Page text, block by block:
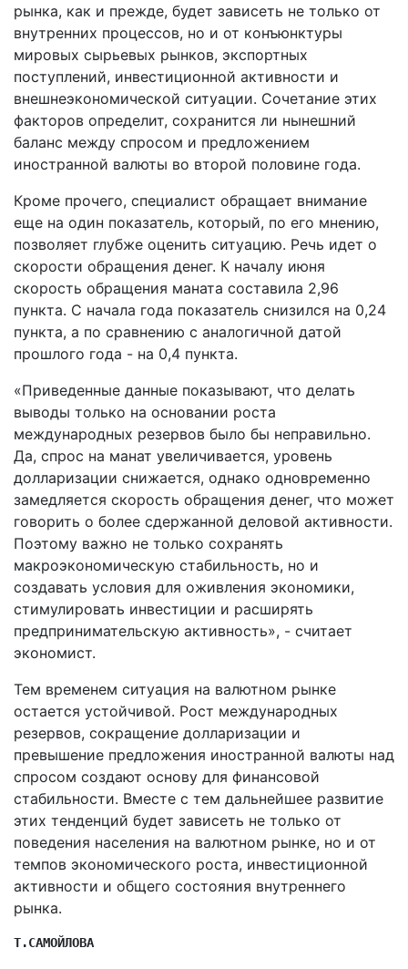
рынка, как и прежде, будет зависеть не только от
внутренних процессов, но и от конъюнктуры
мировых сырьевых рынков, экспортных
поступлений, инвестиционной активности и
внешнеэкономической ситуации. Сочетание этих
факторов определит, сохранится ли нынешний
баланс между спросом и предложением
иностранной валюты во второй половине года.
Кроме прочего, специалист обращает внимание
еще на один показатель, который, по его мнению,
позволяет глубже оценить ситуацию. Речь идет о
скорости обращения денег. К началу июня
скорость обращения маната составила 2,96
пункта. С начала года показатель снизился на 0,24
пункта, а по сравнению с аналогичной датой
прошлого года - на 0,4 пункта.
«Приведенные данные показывают, что делать
выводы только на основании роста
международных резервов было бы неправильно.
Да, спрос на манат увеличивается, уровень
долларизации снижается, однако одновременно
замедляется скорость обращения денег, что может
говорить о более сдержанной деловой активности.
Поэтому важно не только сохранять
макроэкономическую стабильность, но и
создавать условия для оживления экономики,
стимулировать инвестиции и расширять
предпринимательскую активность», - считает
экономист.
Тем временем ситуация на валютном рынке
остается устойчивой. Рост международных
резервов, сокращение долларизации и
превышение предложения иностранной валюты над
спросом создают основу для финансовой
стабильности. Вместе с тем дальнейшее развитие
этих тенденций будет зависеть не только от
поведения населения на валютном рынке, но и от
темпов экономического роста, инвестиционной
активности и общего состояния внутреннего
рынка.
Т.САМОЙЛОВА